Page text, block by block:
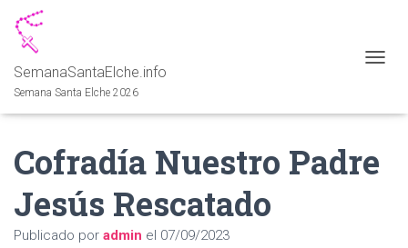
SemanaSantaElche.info
Semana Santa Elche 2026
A
R
Cofradía Nuestro Padre
Jesús Rescatado
Publicado por admin el 07/09/2023